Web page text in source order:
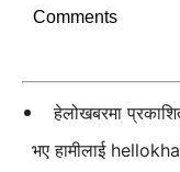
Comments
हेलोखबरमा
भए हामीलाई